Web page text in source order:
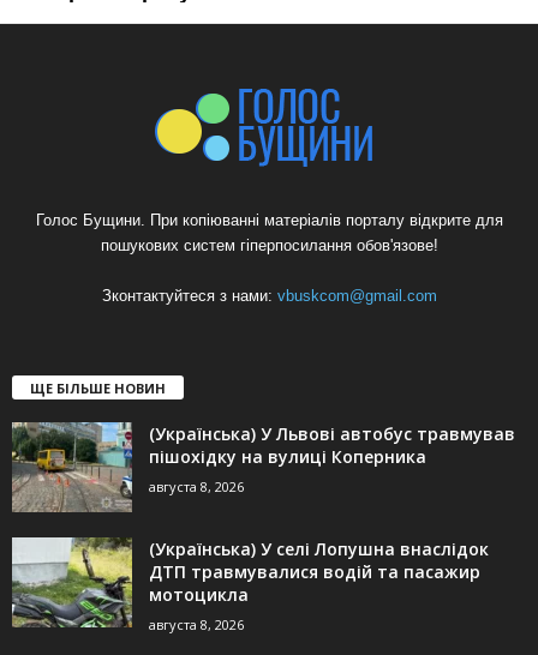
Голос Бущини. При копіюванні матеріалів порталу відкрите для
пошукових систем гіперпосилання обов'язове!
Зконтактуйтеся з нами: vbuskcom@gmail.com
ЩЕ БІЛЬШЕ НОВИН
(Українська) У Львові автобус травмував
пішохідку на вулиці Коперника
августа 8, 2026
(Українська) У селі Лопушна внаслідок
ДТП травмувалися водій та пасажир
мотоцикла
августа 8, 2026